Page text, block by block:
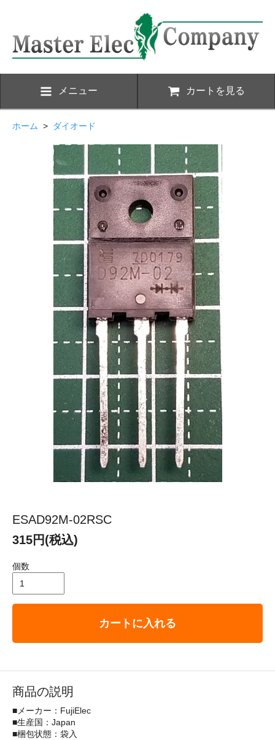
メニュー カートを見る
ホーム > ダイオード
ESAD92M-02RSC
315円(税込)
個数
カートに入れる
商品の説明
■メーカー：FujiElec
■生産国：Japan
■梱包状態：袋入